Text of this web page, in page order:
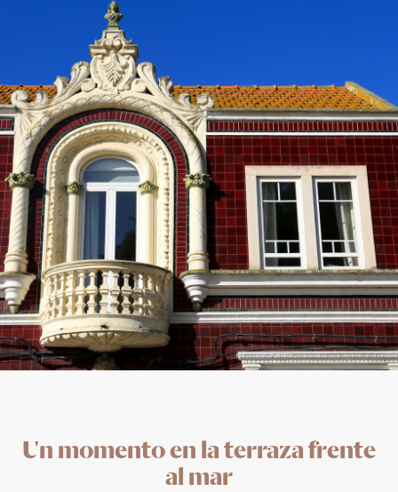
Un momento en la terraza frente
al mar